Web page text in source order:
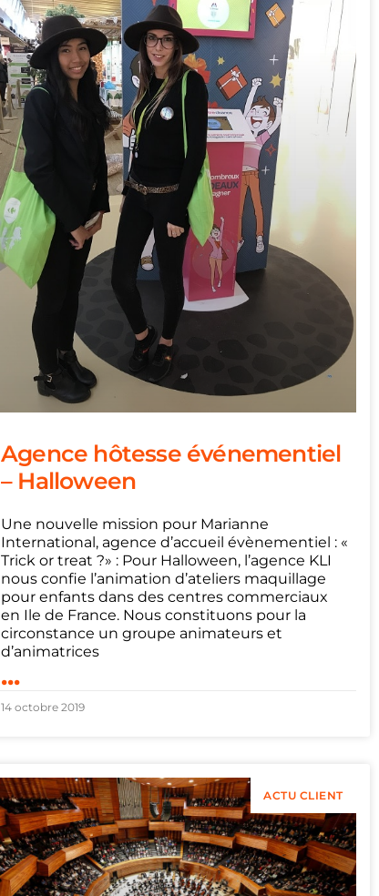
Agence hôtesse événementiel
– Halloween
Une nouvelle mission pour Marianne
International, agence d’accueil évènementiel : «
Trick or treat ?» : Pour Halloween, l’agence KLI
nous confie l’animation d’ateliers maquillage
pour enfants dans des centres commerciaux
en Ile de France. Nous constituons pour la
circonstance un groupe animateurs et
d’animatrices
...
14 octobre 2019
ACTU CLIENT